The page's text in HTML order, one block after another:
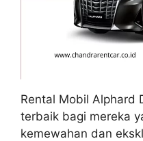
Rental Mobil Alphard
terbaik bagi mereka
kemewahan dan